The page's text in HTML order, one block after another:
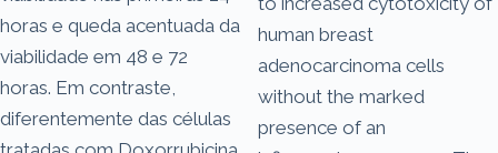
horas e queda acentuada da
viabilidade em 48 e 72
horas. Em contraste,
diferentemente das células
human breast
adenocarcinoma cells
without the marked
presence of an